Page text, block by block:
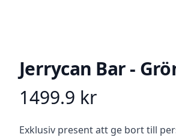
Jerrycan Bar -
Product information
1499.9 kr
Beskrivning
Exklusiv present att ge bort till